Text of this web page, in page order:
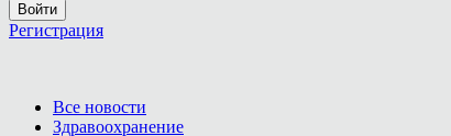
Войти
Регистрация
Все новости
Здравоохранение